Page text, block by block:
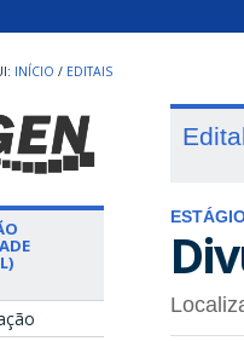
INÍCIO / EDITAIS